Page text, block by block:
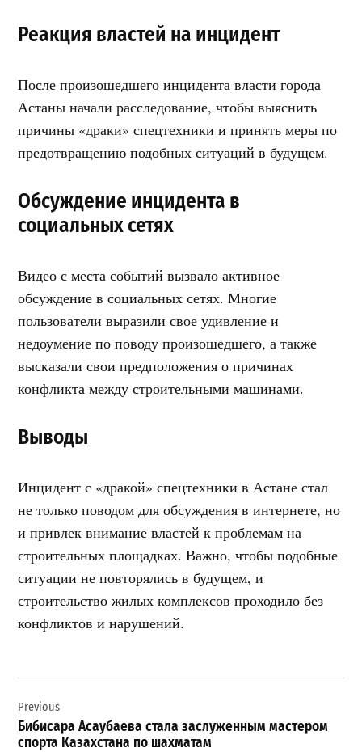
Реакция властей на инцидент
После произошедшего инцидента власти города
Астаны начали расследование, чтобы выяснить
причины «драки» спецтехники и принять меры по
предотвращению подобных ситуаций в будущем.
Обсуждение инцидента в
социальных сетях
Видео с места событий вызвало активное
обсуждение в социальных сетях. Многие
пользователи выразили свое удивление и
недоумение по поводу произошедшего, а также
высказали свои предположения о причинах
конфликта между строительными машинами.
Выводы
Инцидент с «дракой» спецтехники в Астане стал
не только поводом для обсуждения в интернете, но
и привлек внимание властей к проблемам на
строительных площадках. Важно, чтобы подобные
ситуации не повторялись в будущем, и
строительство жилых комплексов проходило без
конфликтов и нарушений.
по
записям
Previous
Бибисара Асаубаева стала заслуженным мастером
спорта Казахстана по шахматам